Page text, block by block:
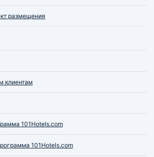
размещения
клиентам
101Hotels.com
101Hotels.com